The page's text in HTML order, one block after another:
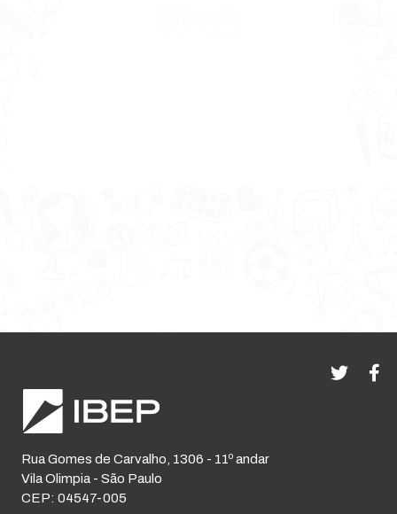
Rua Gomes de Carvalho, 1306 - 11º andar
Vila Olimpia - São Paulo
CEP: 04547-005